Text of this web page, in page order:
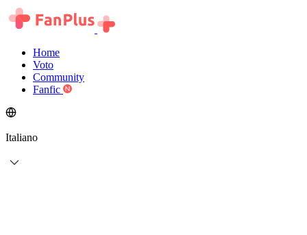
Home
Voto
Community
Fanfic
Italiano